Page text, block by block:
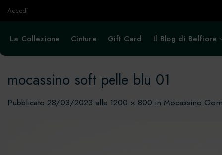
SaltaAccedi
La Collezione Cinture Gift Card Il Blog di Belfiore
mocassino soft pelle blu 01
Pubblicato 28/03/2023 alle 1200 × 800 in Mocassino